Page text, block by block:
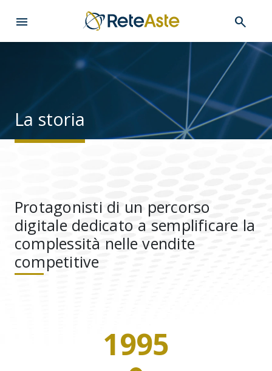
menu search
La storia
Protagonisti di un percorso
digitale dedicato a semplificare la
complessità nelle vendite
competitive
1995